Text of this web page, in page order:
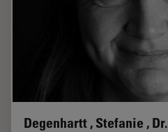
Degenhartt , Stefanie , Dr.